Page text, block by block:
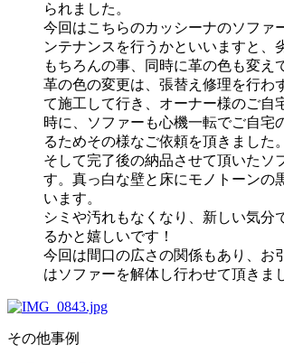
られました。
今回はこちらのカッシーナのソファ
ンテナンスを行うかといいますと、
もちろんの事、同時に革の色も変え
革の色の変更は、張替え修理を行わ
て施工して行き、オーナー様のご自
時に、ソファーも心機一転でご自宅
るためその様なご依頼を頂きました。
そして完了後の納品させて頂いたソ
す。真っ白な壁と床にモノトーンの
います。
シミや汚れもなくなり、新しい気分
るかと嬉しいです！
今回は間口の広さの関係もあり、お
はソファーを解体し行わせて頂きま
その他事例